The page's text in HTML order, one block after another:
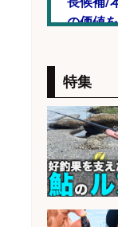
の価値
販売ス
捌く作
フ募集/
会社名
特集